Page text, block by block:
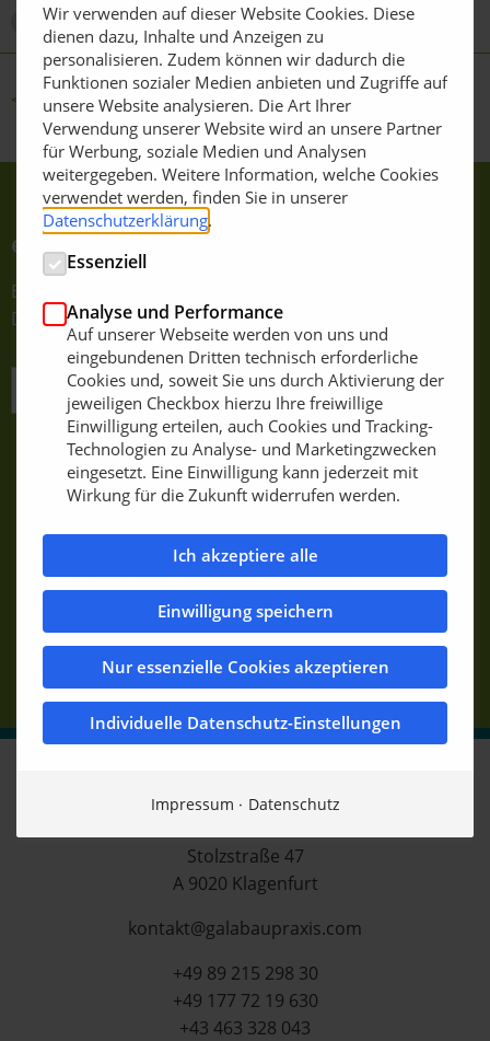
info@iseki.de
Zurück zur Übersicht
e-Journale abonnieren
Einfach E-Mail-Adresse eintragen und bestätigen.
Dauerhaft kostenfrei!
JETZT KOSTENLOS ANMELDEN
Elison-medien.de
Stolzstraße 47
A 9020 Klagenfurt
kontakt@galabaupraxis.com
+49 89 215 298 30
+49 177 72 19 630
+43 463 328 043
Wir verwenden auf dieser Website Cookies. Diese
dienen dazu, Inhalte und Anzeigen zu
personalisieren. Zudem können wir dadurch die
Funktionen sozialer Medien anbieten und Zugriffe auf
unsere Website analysieren. Die Art Ihrer
Verwendung unserer Website wird an unsere Partner
für Werbung, soziale Medien und Analysen
weitergegeben. Weitere Information, welche Cookies
verwendet werden, finden Sie in unserer
Datenschutzerklärung.
Essenziell
Analyse und Performance
Auf unserer Webseite werden von uns und
eingebundenen Dritten technisch erforderliche
Cookies und, soweit Sie uns durch Aktivierung der
jeweiligen Checkbox hierzu Ihre freiwillige
Einwilligung erteilen, auch Cookies und Tracking-
Technologien zu Analyse- und Marketingzwecken
eingesetzt. Eine Einwilligung kann jederzeit mit
Wirkung für die Zukunft widerrufen werden.
Ich akzeptiere alle
Einwilligung speichern
Nur essenzielle Cookies akzeptieren
Individuelle Datenschutz-Einstellungen
Impressum Datenschutz